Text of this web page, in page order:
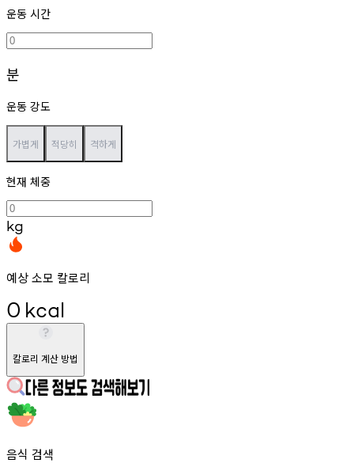
운동 시간
분
운동 강도
가볍게 적당히 격하게
현재 체중
kg
예상 소모 칼로리
0 kcal
칼로리 계산 방법
음식 검색